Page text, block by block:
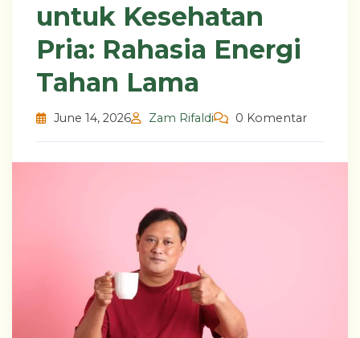
untuk Kesehatan
Pria: Rahasia Energi
Tahan Lama
June 14, 2026 Zam Rifaldi 0 Komentar